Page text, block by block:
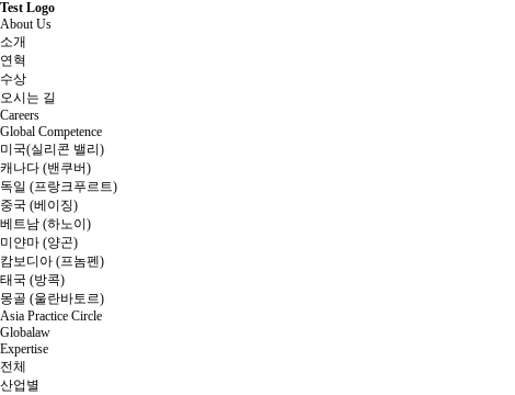
Test Logo
About Us
소개
연혁
수상
오시는 길
Careers
Global Competence
미국(실리콘 밸리)
캐나다 (밴쿠버)
독일 (프랑크푸르트)
중국 (베이징)
베트남 (하노이)
미얀마 (양곤)
캄보디아 (프놈펜)
태국 (방콕)
몽골 (울란바토르)
Asia Practice Circle
Globalaw
Expertise
전체
산업별